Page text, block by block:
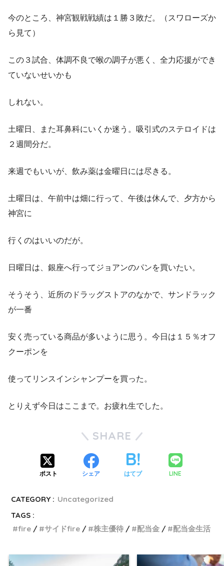
今のところ、神宮観戦戦績は１勝３敗だ。（スワローズか
ら見て）
この３試合、体調不良で喉の調子が悪く、全力応援ができ
ていないせいかも
しれない。
土曜日、また耳鼻科にいくか迷う。吸引式のステロイドは
２週間分だ。
来週でもいいが、飲み薬は金曜日には尽きる。
土曜日は、午前中は畑に行って、午後は休んで、夕方から
神宮に
行くのはいいのだが。
日曜日は、銀座へ行ってジョアンのパンを買いたい。
そうそう、近所のドラッグストアのなかで、サンドラック
が一番
安く売っている商品が多いように思う。今日は１５％オフ
クーポンを
使ってリンスインシャンプーを買った。
とりえず今日はここまで。お疲れ生でした。
SHARE
ポスト シェア はてブ LINE
CATEGORY : Uncategorized
TAGS :
fire
サイドfire 株主優待 配当金 配当金生活